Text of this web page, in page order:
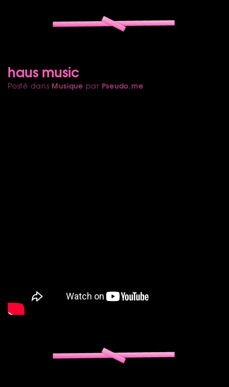
haus music
Posté dans Musique par Pseudo.me